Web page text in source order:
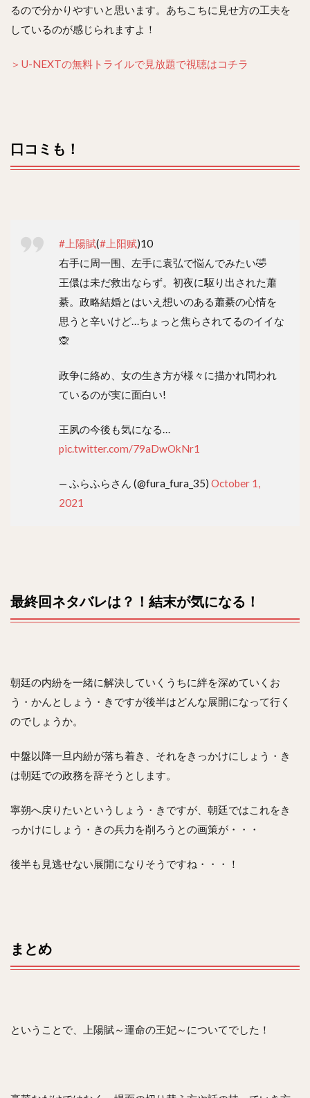
るので分かりやすいと思います。あちこちに見せ方の工夫を
しているのが感じられますよ！
＞U-NEXTの無料トライルで見放題で視聴はコチラ
口コミも！
#上陽賦(#上阳赋)10
右手に周一围、左手に袁弘で悩んでみたい🤣
王儇は未だ救出ならず。初夜に駆り出された蕭
綦。政略結婚とはいえ想いのある蕭綦の心情を
思うと辛いけど…ちょっと焦らされてるのイイな
🙊
政争に絡め、女の生き方が様々に描かれ問われ
ているのが実に面白い!
王夙の今後も気になる…
pic.twitter.com/79aDwOkNr1
— ふらふらさん (@fura_fura_35) October 1,
2021
最終回ネタバレは？！結末が気になる！
朝廷の内紛を一緒に解決していくうちに絆を深めていくお
う・かんとしょう・きですが後半はどんな展開になって行く
のでしょうか。
中盤以降一旦内紛が落ち着き、それをきっかけにしょう・き
は朝廷での政務を辞そうとします。
寧朔へ戻りたいというしょう・きですが、朝廷ではこれをき
っかけにしょう・きの兵力を削ろうとの画策が・・・
後半も見逃せない展開になりそうですね・・・！
まとめ
ということで、上陽賦～運命の王妃～についてでした！